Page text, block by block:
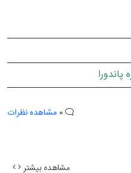
مشاهده نظرات
مشاهده بیشتر